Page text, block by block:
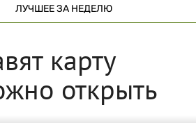
ЛУЧШЕЕ ЗА НЕДЕЛЮ
карту
открыть